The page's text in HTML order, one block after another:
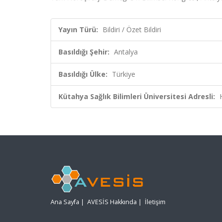
Yayın Türü: Bildiri / Özet Bildiri
Basıldığı Şehir: Antalya
Basıldığı Ülke: Türkiye
Kütahya Sağlık Bilimleri Üniversitesi Adresli:
Ana Sayfa | AVESİS Hakkında | İletişim